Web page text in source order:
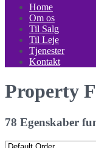
Home
Om os
Til Salg
Til Leje
Tjenester
Kontakt
Property
78 Egenskaber